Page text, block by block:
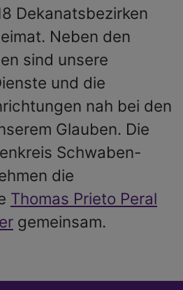
Dekanatsbezirken
Neben den
sind unsere
und die
nah bei den
Glauben. Die
Schwaben-
die
Thomas Prieto Peral
gemeinsam.